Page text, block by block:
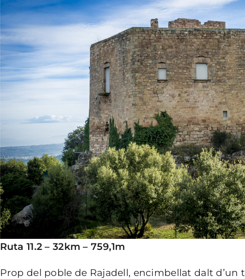
Ruta 11.2 – 32km – 759,1m
Prop del poble de Rajadell, encimbellat dalt d’un